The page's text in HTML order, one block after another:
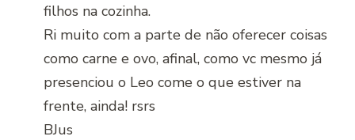
filhos na cozinha.
Ri muito com a parte de não oferecer coisas
como carne e ovo, afinal, como vc mesmo já
presenciou o Leo come o que estiver na
frente, ainda! rsrs
BJus